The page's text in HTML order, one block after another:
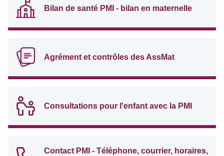
Bilan de santé PMI - bilan en maternelle
Agrément et contrôles des AssMat
Consultations pour l'enfant avec la PMI
Contact PMI - Téléphone, courrier, horaires,